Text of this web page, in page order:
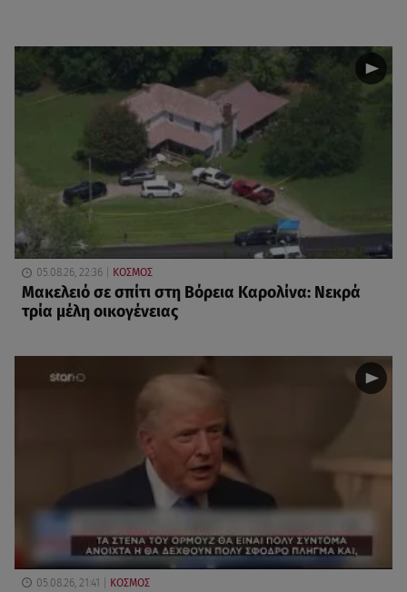
05.08.26, 22:36 ΚΟΣΜΟΣ
Μακελειό σε σπίτι στη Βόρεια Καρολίνα: Νεκρά
τρία μέλη οικογένειας
05.08.26, 21:41 ΚΟΣΜΟΣ